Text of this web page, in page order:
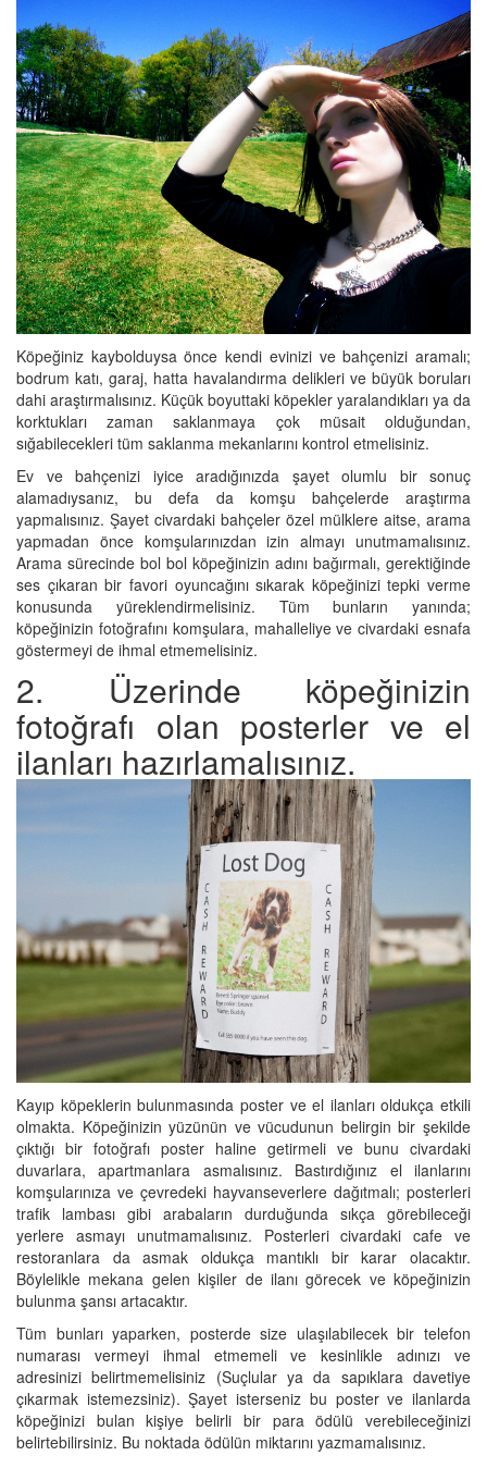
Köpeğiniz kaybolduysa önce kendi evinizi ve bahçenizi aramalı;
bodrum katı, garaj, hatta havalandırma delikleri ve büyük boruları
dahi araştırmalısınız. Küçük boyuttaki köpekler yaralandıkları ya da
korktukları zaman saklanmaya çok müsait olduğundan,
sığabilecekleri tüm saklanma mekanlarını kontrol etmelisiniz.
Ev ve bahçenizi iyice aradığınızda şayet olumlu bir sonuç
alamadıysanız, bu defa da komşu bahçelerde araştırma
yapmalısınız. Şayet civardaki bahçeler özel mülklere aitse, arama
yapmadan önce komşularınızdan izin almayı unutmamalısınız.
Arama sürecinde bol bol köpeğinizin adını bağırmalı, gerektiğinde
ses çıkaran bir favori oyuncağını sıkarak köpeğinizi tepki verme
konusunda yüreklendirmelisiniz. Tüm bunların yanında;
köpeğinizin fotoğrafını komşulara, mahalleliye ve civardaki esnafa
göstermeyi de ihmal etmemelisiniz.
2. Üzerinde köpeğinizin
fotoğrafı olan posterler ve el
ilanları hazırlamalısınız.
Kayıp köpeklerin bulunmasında poster ve el ilanları oldukça etkili
olmakta. Köpeğinizin yüzünün ve vücudunun belirgin bir şekilde
çıktığı bir fotoğrafı poster haline getirmeli ve bunu civardaki
duvarlara, apartmanlara asmalısınız. Bastırdığınız el ilanlarını
komşularınıza ve çevredeki hayvanseverlere dağıtmalı; posterleri
trafik lambası gibi arabaların durduğunda sıkça görebileceği
yerlere asmayı unutmamalısınız. Posterleri civardaki cafe ve
restoranlara da asmak oldukça mantıklı bir karar olacaktır.
Böylelikle mekana gelen kişiler de ilanı görecek ve köpeğinizin
bulunma şansı artacaktır.
Tüm bunları yaparken, posterde size ulaşılabilecek bir telefon
numarası vermeyi ihmal etmemeli ve kesinlikle adınızı ve
adresinizi belirtmemelisiniz (Suçlular ya da sapıklara davetiye
çıkarmak istemezsiniz). Şayet isterseniz bu poster ve ilanlarda
köpeğinizi bulan kişiye belirli bir para ödülü verebileceğinizi
belirtebilirsiniz. Bu noktada ödülün miktarını yazmamalısınız.